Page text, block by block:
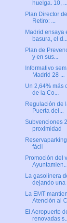
huelga. 10, ...
Plan Director
Retiro: ...
Madrid ensaya
basura, el d...
Plan de
y en sus...
Informativo
Madrid 28 ...
Un 2,64% más
de la Co...
Regulación de
Puerta del...
Subvenciones
proximidad
fácil
Promoción del
La gasolinera
dejando una
La EMT
Atención al
El Aeropuerto
renovadas